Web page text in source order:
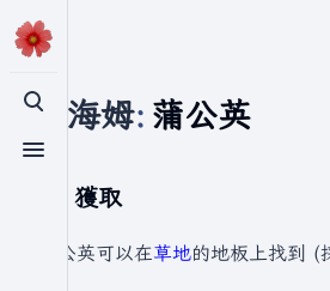
切換搜尋
切換選單
瓦爾海姆: 蒲公英
獲取
蒲公英可以在草地的地板上找到 (